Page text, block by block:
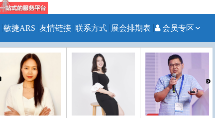
敏捷ARS 友情链接 联系方式 展会排期表 会员专区
注册会员
会员登录
忘记密码